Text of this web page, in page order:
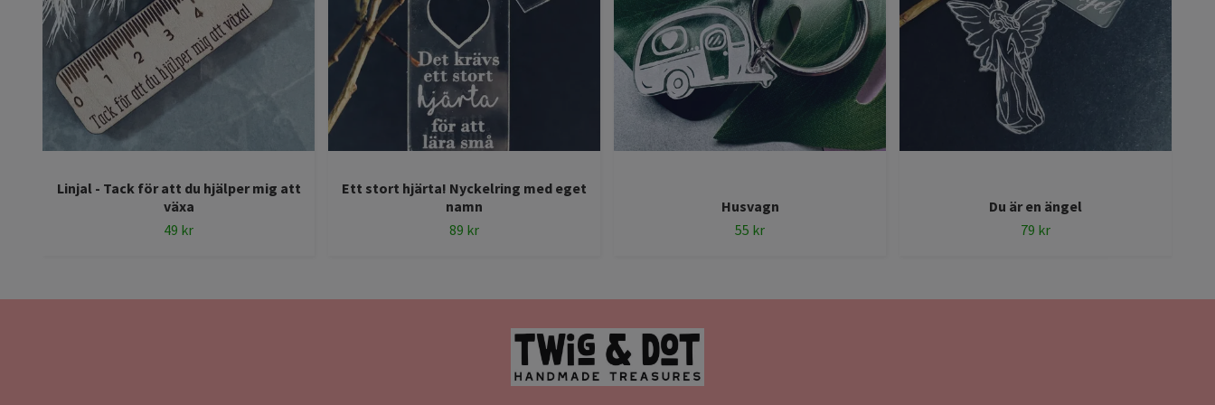
Linjal - Tack för att du hjälper mig att
växa
49 kr
Ett stort hjärta! Nyckelring med eget
namn
89 kr
Husvagn
55 kr
Du är en ängel
79 kr